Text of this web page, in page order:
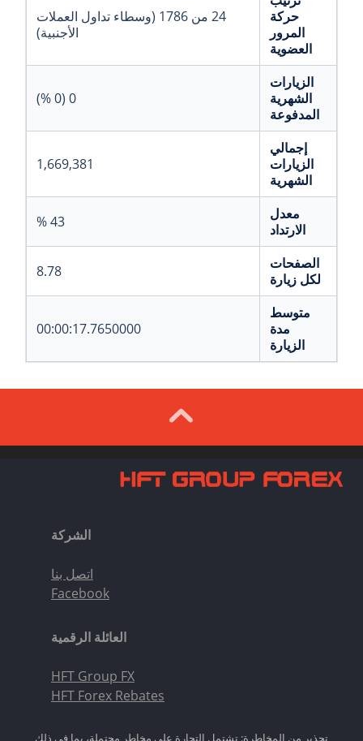
حركة
المرور
العضوية
24 من 1786 (وسطاء تداول العملات
الأجنبية)
الزيارات
الشهرية
المدفوعة
0 (0 %)
إجمالي
الزيارات
الشهرية
1,669,381
معدل
الارتداد
43 %
الصفحات
لكل زيارة
8.78
متوسط
مدة
الزيارة
00:00:17.7650000
الشركة
اتصل بنا
Facebook
العائلة الرقمية
HFT Group FX
HFT Forex Rebates
تحذير من المخاطرة: تشتمل التجارة على مخاطر محتملة، بما في ذلك